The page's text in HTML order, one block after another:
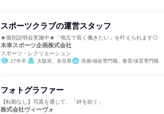
スポーツクラブの運営スタッフ
★個別説明会実施中★「地元で長く働きたい」を叶えられます◎
木幸スポーツ企画株式会社
スポーツ・レクリエーション
27年卒 大阪府、奈良県 医療/福祉専門職、教育/保育専門職
フォトグラファー
【転勤なし】写真を通じて、「絆を紡ぐ」
株式会社ヴィーヴォ